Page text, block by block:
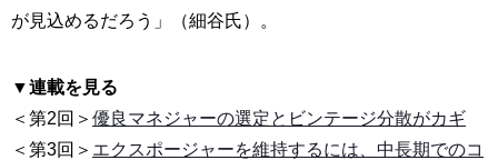
が見込めるだろう」（細谷氏）。
▼連載を見る
＜第2回＞ 優良マネジャーの選定とビンテージ分散がカギ
＜第3回＞ エクスポージャーを維持するには、中長期でのコ